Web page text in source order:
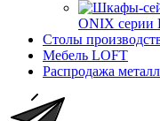
ONIX серии
Столы
Мебель LOFT
Распродажа